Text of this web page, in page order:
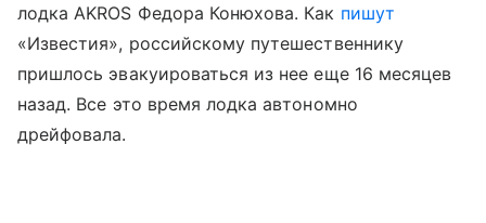
лодка AKROS Федора Конюхова. Как пишут
«Известия», российскому путешественнику
пришлось эвакуироваться из нее еще 16 месяцев
назад. Все это время лодка автономно
дрейфовала.